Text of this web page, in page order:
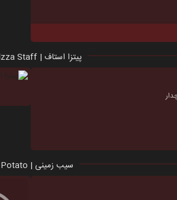
پیتزا استاف | Pizza Staff
سیب زمینی | Potato